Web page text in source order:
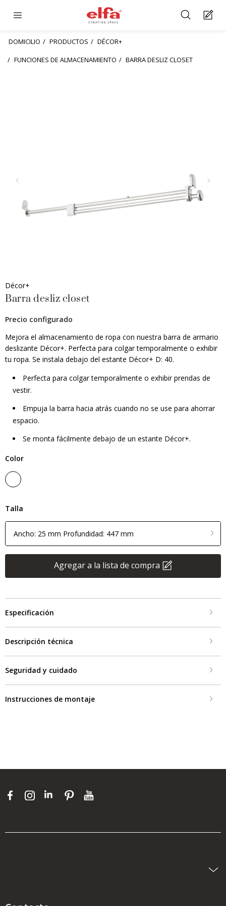
DOMICILIO PRODUCTOS
DÉCOR+
FUNCIONES DE ALMACENAMIENTO
BARRA DESLIZ CLOSET
Décor+
Barra desliz closet
Precio configurado
Mejora el almacenamiento de ropa con nuestra barra de armario
deslizante Décor+. Perfecta para colgar temporalmente o exhibir
tu ropa. Se instala debajo del estante Décor+ D: 40.
Perfecta para colgar temporalmente o exhibir prendas de
vestir.
Empuja la barra hacia atrás cuando no se use para ahorrar
espacio.
Se monta fácilmente debajo de un estante Décor+.
Color
Talla
Ancho: 25 mm Profundidad: 447 mm
Agregar a la lista de compra
Especificación
Descripción técnica
Seguridad y cuidado
Instrucciones de montaje